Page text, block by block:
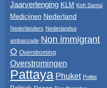
Jaarverlenging KLM Koh Samui
Medicijnen Nederland
Nederlanders Nederlandse
ambassade Non immigrant
O Overstroming
Overstromingen
Pattaya Phuket Politie